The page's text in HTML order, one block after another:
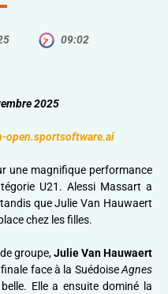
09:02
2025
open.sportsoftware.ai
une magnifique performance
U21. Alessi Massart a
que Julie Van Hauwaert
chez les filles.
groupe,Julie Van Hauwaert
face à la SuédoiseAgnes
Elle a ensuite dominé la